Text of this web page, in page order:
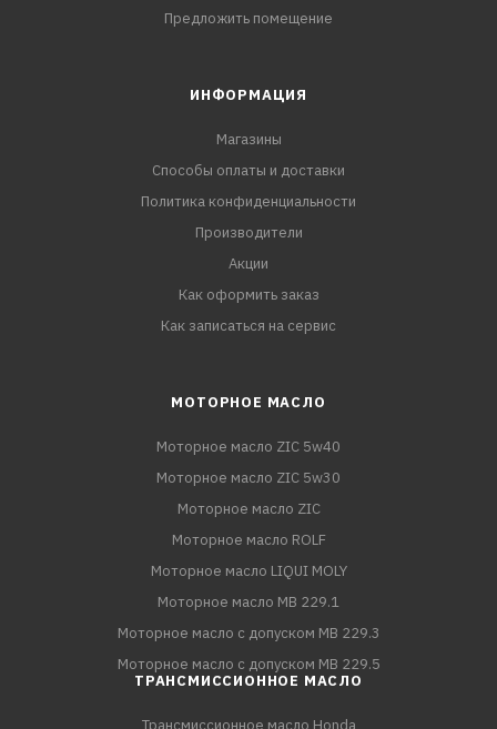
Предложить помещение
ИНФОРМАЦИЯ
Магазины
Способы оплаты и доставки
Политика конфиденциальности
Производители
Акции
Как оформить заказ
Как записаться на сервис
МОТОРНОЕ МАСЛО
Моторное масло ZIC 5w40
Моторное масло ZIC 5w30
Моторное масло ZIC
Моторное масло ROLF
Моторное масло LIQUI MOLY
Моторное масло MB 229.1
Моторное масло с допуском MB 229.3
Моторное масло с допуском MB 229.5
ТРАНСМИССИОННОЕ МАСЛО
Трансмиссионное масло Honda